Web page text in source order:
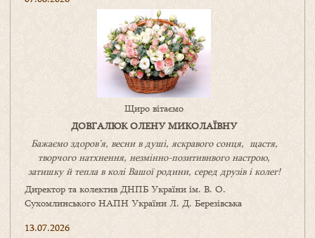
Щиро вітаємо
ДОВГАЛЮК ОЛЕНУ МИКОЛАЇВНУ
Бажаємо здоров’я, весни в душі, яскравого сонця, щастя,
творчого натхнення, незмінно-позитивнвого настрою,
затишкуйтепла в коліВашоїродини, серед друзів і колег!
Директор та колектив ДНПБ України ім. В. О.
Сухомлинського НАПН України Л. Д. Березівська
13.07.2026